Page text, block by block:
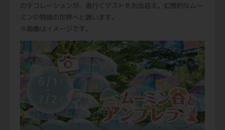
のデコレーションが、道行くゲストをお出迎え。幻想的なムー
ミンの物語の世界へと誘います。
※画像はイメージです。